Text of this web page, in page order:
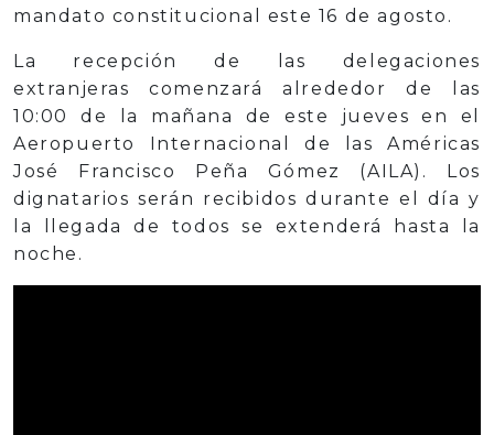
mandato constitucional este 16 de agosto.
La recepción de las delegaciones
extranjeras comenzará alrededor de las
10:00 de la mañana de este jueves en el
Aeropuerto Internacional de las Américas
José Francisco Peña Gómez (AILA). Los
dignatarios serán recibidos durante el día y
la llegada de todos se extenderá hasta la
noche.